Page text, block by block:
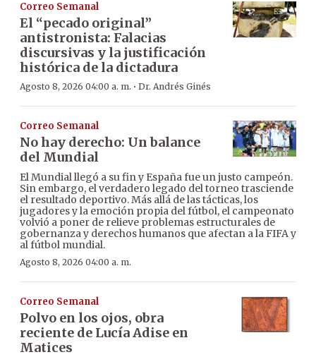
Correo Semanal
El “pecado original”
antistronista: Falacias
discursivas y la justificación
histórica de la dictadura
Agosto 8, 2026 04:00 a. m. · Dr. Andrés Ginés
Correo Semanal
No hay derecho: Un balance
del Mundial
El Mundial llegó a su fin y España fue un justo campeón.
Sin embargo, el verdadero legado del torneo trasciende
el resultado deportivo. Más allá de las tácticas, los
jugadores y la emoción propia del fútbol, el campeonato
volvió a poner de relieve problemas estructurales de
gobernanza y derechos humanos que afectan a la FIFA y
al fútbol mundial.
Agosto 8, 2026 04:00 a. m.
Correo Semanal
Polvo en los ojos, obra
reciente de Lucía Adise en
Matices